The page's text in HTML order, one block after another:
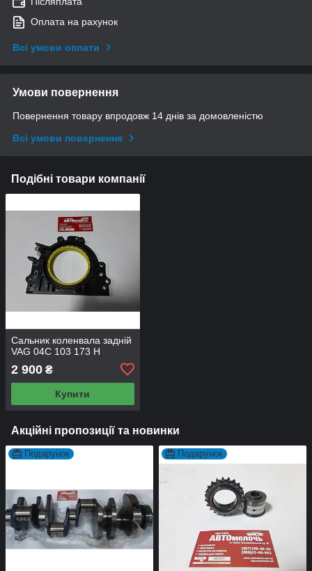
Оплата на рахунок
Всі умови оплати
Умови повернення
Повернення товару впродовж 14 днів за домовленістю
Всі умови повернення
Подібні товари компанії
Сальник коленвала задній
VAG 04C 103 173 H
2 900 ₴
Купити
Акційні пропозиції та новинки
Подарунок Подарунок